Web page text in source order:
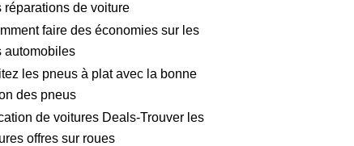
réparations de voiture
faire des économies sur les
automobiles
les pneus à plat avec la bonne
des pneus
de voitures Deals-Trouver les
offres sur roues